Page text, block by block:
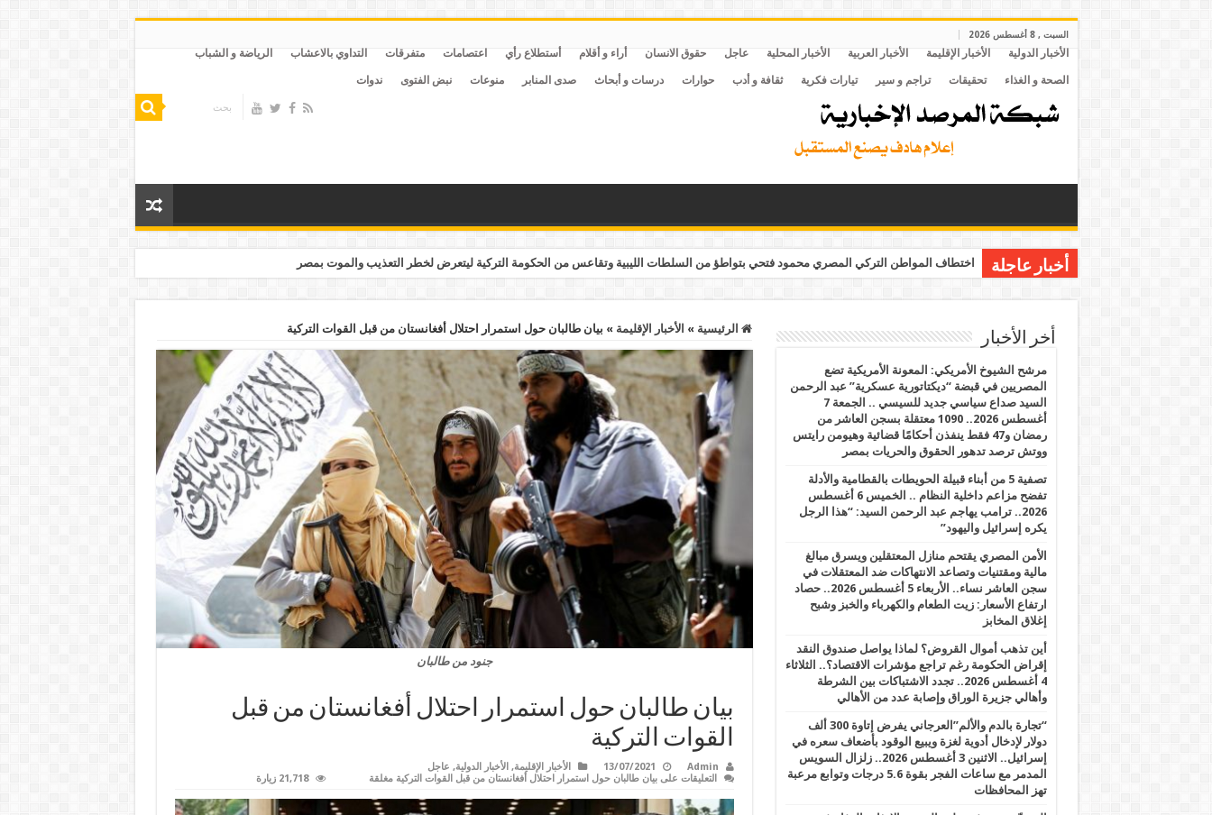
السبت , 8 أغسطس 2026
الأخبار الدولية الأخبار الإقليمة الأخبار العربية الأخبار المحلية عاجل حقوق الانسان أراء و أقلام أستطلاع رأي اعتصامات متفرقات التداوي بالاعشاب الرياضة و الشباب
الصحة و الغذاء تحقيقات تراجم و سير تيارات فكرية ثقافة و أدب حوارات درسات و أبحاث صدى المنابر منوعات نبض الفتوى ندوات
أخبار عاجلة اختطاف المواطن التركي المصري محمود فتحي بتواطؤ من السلطات الليبية وتقاعس من الحكومة التركية ليتعرض لخطر التعذيب والموت بمصر
الرئيسية » الأخبار الإقليمة » بيان طالبان حول استمرار احتلال أفغانستان من قبل القوات التركية
جنود من طالبان
بيان طالبان حول استمرار احتلال أفغانستان من قبل
القوات التركية
Admin
13/07/2021 الأخبار الإقليمة, الأخبار الدولية, عاجل
التعليقات على بيان طالبان حول استمرار احتلال أفغانستان من قبل القوات التركية مغلقة 21,718 زيارة
أخر الأخبار
مرشح الشيوخ الأمريكي: المعونة الأمريكية تضع
المصريين في قبضة “ديكتاتورية عسكرية” عبد الرحمن
السيد صداع سياسي جديد للسيسي .. الجمعة 7
أغسطس 2026.. 1090 معتقلة بسجن العاشر من
رمضان و47 فقط ينفذن أحكامًا قضائية وهيومن رايتس
ووتش ترصد تدهور الحقوق والحريات بمصر
تصفية 5 من أبناء قبيلة الحويطات بالقطامية والأدلة
تفضح مزاعم داخلية النظام .. الخميس 6 أغسطس
2026.. ترامب يهاجم عبد الرحمن السيد: “هذا الرجل
يكره إسرائيل واليهود”
الأمن المصري يقتحم منازل المعتقلين ويسرق مبالغ
مالية ومقتنيات وتصاعد الانتهاكات ضد المعتقلات في
سجن العاشر نساء.. الأربعاء 5 أغسطس 2026.. حصاد
ارتفاع الأسعار: زيت الطعام والكهرباء والخبز وشبح
إغلاق المخابز
أين تذهب أموال القروض؟ لماذا يواصل صندوق النقد
إقراض الحكومة رغم تراجع مؤشرات الاقتصاد؟.. الثلاثاء
4 أغسطس 2026.. تجدد الاشتباكات بين الشرطة
وأهالي جزيرة الوراق وإصابة عدد من الأهالي
“تجارة بالدم والألم”العرجاني يفرض إتاوة 300 ألف
دولار لإدخال أدوية لغزة ويبيع الوقود بأضعاف سعره في
إسرائيل.. الاثنين 3 أغسطس 2026.. زلزال السويس
المدمر مع ساعات الفجر بقوة 5.6 درجات وتوابع مرعبة
تهز المحافظات